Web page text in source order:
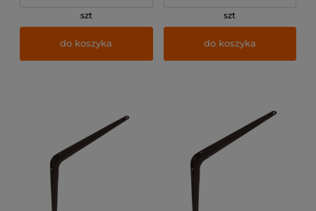
szt
do koszyka
szt
do koszyka